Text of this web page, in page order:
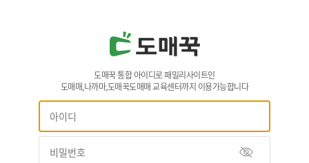
도매꾹 통합 아이디로 패밀리사이트인
도매매,나까마,도매꾹도매매 교육센터까지 이용가능합니다